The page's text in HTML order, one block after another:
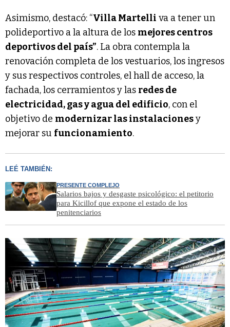
Asimismo, destacó: “Villa Martelli va a tener un
polideportivo a la altura de los mejores centros
deportivos del país”. La obra contempla la
renovación completa de los vestuarios, los ingresos
y sus respectivos controles, el hall de acceso, la
fachada, los cerramientos y las redes de
electricidad, gas y agua del edificio, con el
objetivo de modernizar las instalacionesy
mejorar su funcionamiento.
LEÉ TAMBIÉN:
PRESENTE COMPLEJO
Salarios bajos y desgaste psicológico: el petitorio
para Kicillof que expone el estado de los
penitenciarios